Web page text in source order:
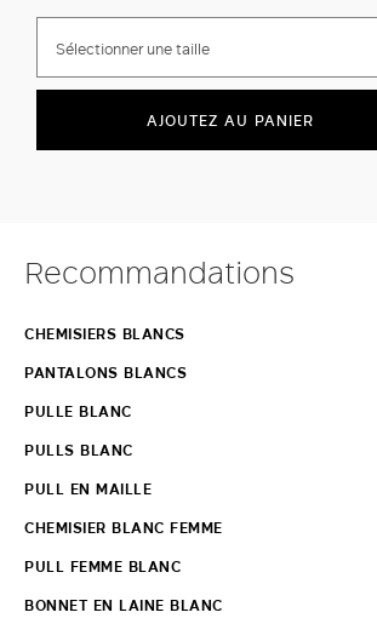
Sélectionner une taille
AJOUTEZ AU PANIER
Recommandations
CHEMISIERS BLANCS
PANTALONS BLANCS
PULLE BLANC
PULLS BLANC
PULL EN MAILLE
CHEMISIER BLANC FEMME
PULL FEMME BLANC
BONNET EN LAINE BLANC